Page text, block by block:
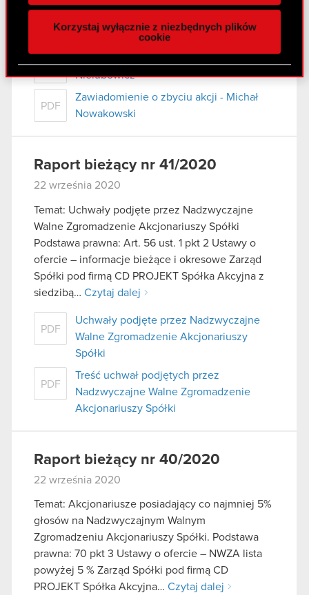
naszej witrynie. Informacje o tym, jak korzystasz
z naszej witryny, udostępniamy partnerom
Partnerzy mogą połączyć te informacje z innymi
danymi otrzymanymi od Ciebie lub uzyskanymi
podczas korzystania z ich usług. Kontynuując
korzystanie z naszej witryny, zgadasz się na
Korzystaj wyłącznie z niezbędnych plików
cookie
PDF
Zawiadomienie o zbyciu akcji - Adam
Kiciński
PDF
Nielubowicz
PDF
Zawiadomienie o zbyciu akcji - Michał
Nowakowski
Raport bieżący nr 41/2020
22 września 2020
Temat: Uchwały podjęte przez Nadzwyczajne
Walne Zgromadzenie Akcjonariuszy Spółki
Podstawa prawna: Art. 56 ust. 1 pkt 2 Ustawy o
ofercie – informacje bieżące i okresowe Zarząd
Spółki pod firmą CD PROJEKT Spółka Akcyjna z
siedzibą… Czytaj dalej
PDF
Uchwały podjęte przez Nadzwyczajne
Walne Zgromadzenie Akcjonariuszy
Spółki
PDF
Treść uchwał podjętych przez
Nadzwyczajne Walne Zgromadzenie
Akcjonariuszy Spółki
Raport bieżący nr 40/2020
22 września 2020
Temat: Akcjonariusze posiadający co najmniej 5%
głosów na Nadzwyczajnym Walnym
Zgromadzeniu Akcjonariuszy Spółki. Podstawa
prawna: 70 pkt 3 Ustawy o ofercie – NWZA lista
powyżej 5 % Zarząd Spółki pod firmą CD
PROJEKT Spółka Akcyjna… Czytaj dalej